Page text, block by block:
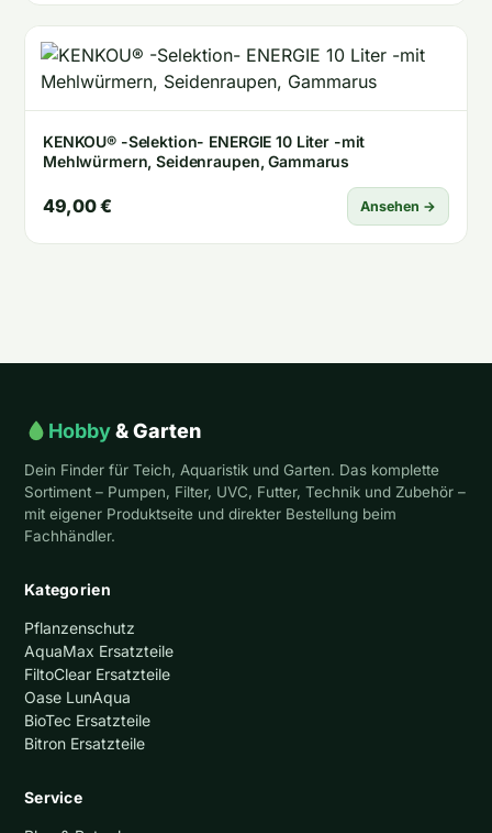
KENKOU® -Selektion- ENERGIE 10 Liter -mit
Mehlwürmern, Seidenraupen, Gammarus
49,00 € Ansehen →
Hobby& Garten
Dein Finder für Teich, Aquaristik und Garten. Das komplette
Sortiment – Pumpen, Filter, UVC, Futter, Technik und Zubehör –
mit eigener Produktseite und direkter Bestellung beim
Fachhändler.
Kategorien
Pflanzenschutz
AquaMax Ersatzteile
FiltoClear Ersatzteile
Oase LunAqua
BioTec Ersatzteile
Bitron Ersatzteile
Service